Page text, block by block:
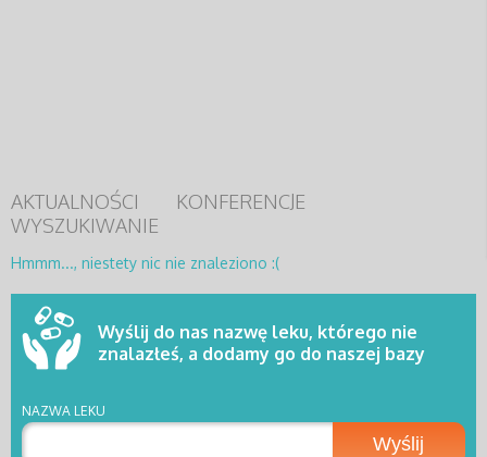
AKTUALNOŚCI
KONFERENCJE
WYSZUKIWANIE
Hmmm..., niestety nic nie znaleziono :(
Wyślij do nas nazwę leku, którego nie
znalazłeś, a dodamy go do naszej bazy
NAZWA LEKU
Wyślij